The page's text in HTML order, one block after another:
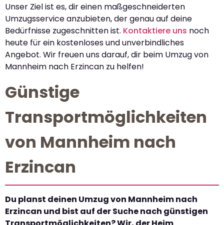
Unser Ziel ist es, dir einen maßgeschneiderten
Umzugsservice anzubieten, der genau auf deine
Bedürfnisse zugeschnitten ist. Kontaktiere uns noch
heute für ein kostenloses und unverbindliches
Angebot. Wir freuen uns darauf, dir beim Umzug von
Mannheim nach Erzincan zu helfen!
Günstige
Transportmöglichkeiten
von Mannheim nach
Erzincan
Du planst deinen Umzug von Mannheim nach
Erzincan und bist auf der Suche nach günstigen